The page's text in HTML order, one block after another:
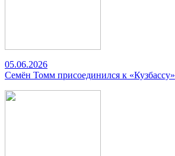
05.06.2026
Семён Томм присоединился к «Кузбассу»